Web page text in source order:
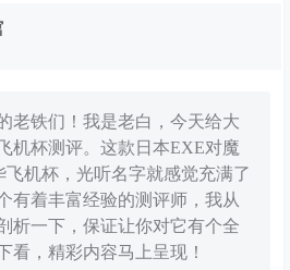
老铁们！我是老白，今天给大
机杯测评。这款日本EXE对魔
机杯，光听名字就感觉充满了
有着丰富经验的测评师，我从
析一下，保证让你对它有个全
看，精彩内容马上呈现！